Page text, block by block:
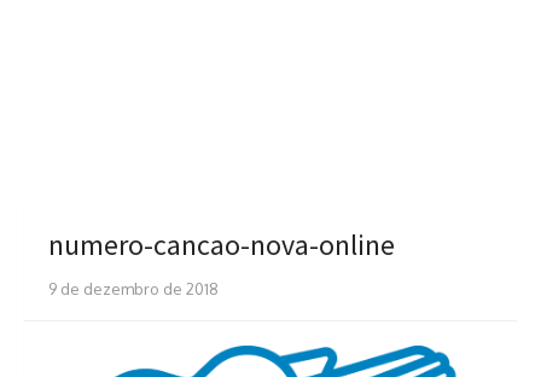
numero-cancao-nova-online
9 de dezembro de 2018